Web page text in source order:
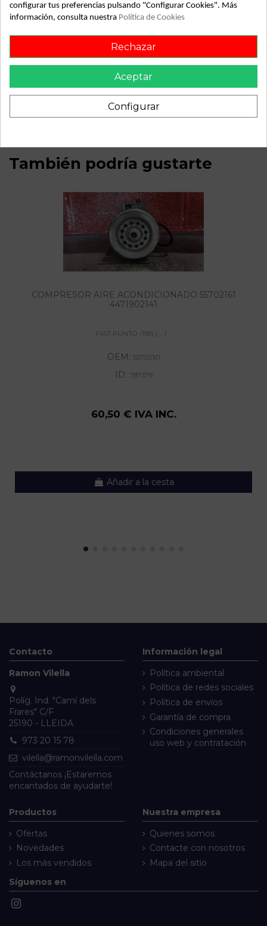
ID: 813830
Descripción
Recambio de abs para fiat punto (199) | ... | ... referencia
OEM IAM 0265800421 0265231535
También podría gustarte
COMPRESOR AIRE ACONDICIONADO 55702161
4471902141
FIAT PUNTO (199) | ... | ...
OEM: 55702161
ID: 787379
60,50 € IVA INC.
Añadir a la cesta
Contacto
Ramon Vilella
Políg. Ind. "Camí dels
Frares" C/F
25190 - LLEIDA
973 20 15 78
vilella@ramonvilella.com
Contáctanos ¡Estaremos
encantados de ayudarte!
Información legal
Política ambiental
Política de redes sociales
Política de envíos
Garantía de compra
Condiciones generales
uso web y contratación
Productos
Ofertas
Novedades
Los más vendidos
Nuestra empresa
Quienes somos
Contacte con nosotros
Mapa del sitio
Síguenos en
configurar tus preferencias pulsando "Configurar Cookies". Más
información, consulta nuestra Política de Cookies
Rechazar
Aceptar
Configurar